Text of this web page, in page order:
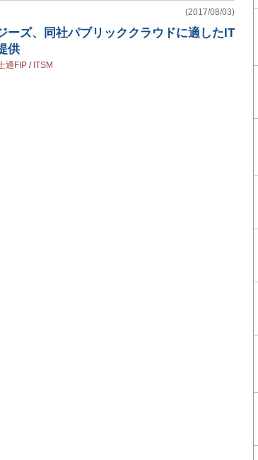
(2017/08/03)
ーズ、同社パブリッククラウドに適したIT
供
通FIP / ITSM